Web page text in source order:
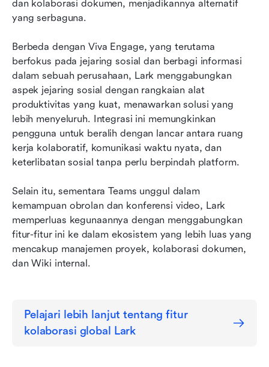
dan kolaborasi dokumen, menjadikannya alternatif
yang serbaguna.
Berbeda dengan Viva Engage, yang terutama
berfokus pada jejaring sosial dan berbagi informasi
dalam sebuah perusahaan, Lark menggabungkan
aspek jejaring sosial dengan rangkaian alat
produktivitas yang kuat, menawarkan solusi yang
lebih menyeluruh. Integrasi ini memungkinkan
pengguna untuk beralih dengan lancar antara ruang
kerja kolaboratif, komunikasi waktu nyata, dan
keterlibatan sosial tanpa perlu berpindah platform.
Selain itu, sementara Teams unggul dalam
kemampuan obrolan dan konferensi video, Lark
memperluas kegunaannya dengan menggabungkan
fitur-fitur ini ke dalam ekosistem yang lebih luas yang
mencakup manajemen proyek, kolaborasi dokumen,
dan Wiki internal.
Pelajari lebih lanjut tentang fitur
kolaborasi global Lark